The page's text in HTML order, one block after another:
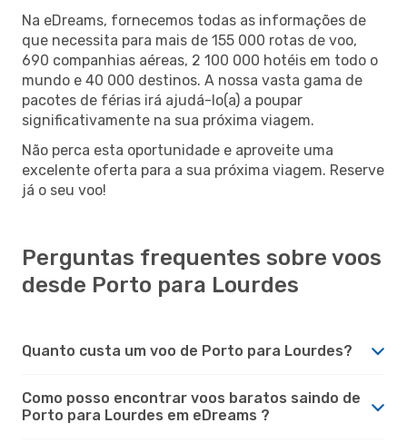
Na eDreams, fornecemos todas as informações de
que necessita para mais de 155 000 rotas de voo,
690 companhias aéreas, 2 100 000 hotéis em todo o
mundo e 40 000 destinos. A nossa vasta gama de
pacotes de férias irá ajudá-lo(a) a poupar
significativamente na sua próxima viagem.
Não perca esta oportunidade e aproveite uma
excelente oferta para a sua próxima viagem. Reserve
já o seu voo!
Perguntas frequentes sobre voos
desde Porto para Lourdes
Quanto custa um voo de Porto para Lourdes?
Como posso encontrar voos baratos saindo de
Porto para Lourdes em eDreams ?